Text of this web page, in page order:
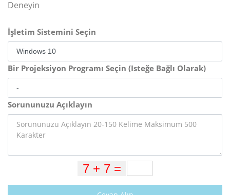
Deneyin
İşletim Sistemini Seçin
Bir Projeksiyon Programı Seçin (Isteğe Bağlı Olarak)
Sorununuzu Açıklayın